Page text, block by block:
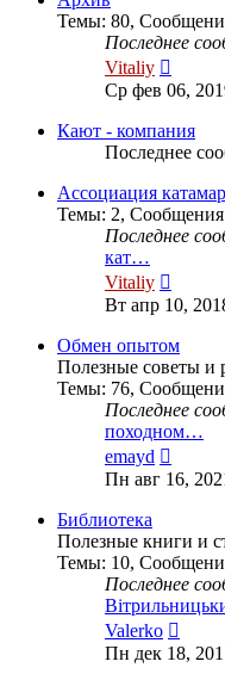
Темы: 80,
Последнее
Vitaliy
к
Ср фев 06,
Кают - компания
Последнее
Ассоциация
Темы: 2, Сообщения
Последнее
кат…
Vitaliy
к
Вт апр 10,
Обмен опытом
Полезные советы и
Темы: 76,
Последнее
походном…
emayd
к
Пн авг 16,
Библиотека
Полезные книги и
Темы: 10,
Последнее
Valerko
к
Пн дек 18,